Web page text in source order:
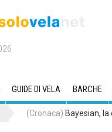
GUIDE DI VELA BARCHE
(Cronaca) Bayesian,